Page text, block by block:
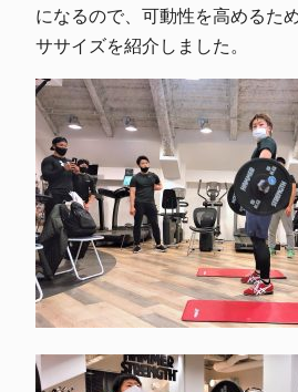
になるので、可動性を高めるた
ササイズを紹介しました。